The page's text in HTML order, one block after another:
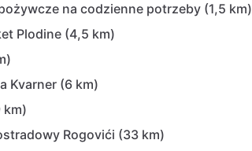
na codzienne potrzeby (1,5 km)
Plodine (4,5 km)
Kvarner (6 km)
km)
Rogovići (33 km)